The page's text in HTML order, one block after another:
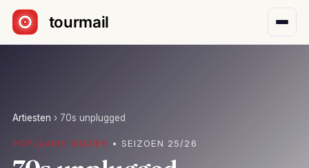
Sla navigatie over
Artiesten › 70s unplugged
POPULAIRE MUZIEK • SEIZOEN 25/26